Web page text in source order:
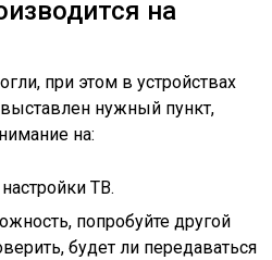
на
при этом в устройствах
нужный пункт,
на:
ТВ.
попробуйте другой
будет ли передаваться